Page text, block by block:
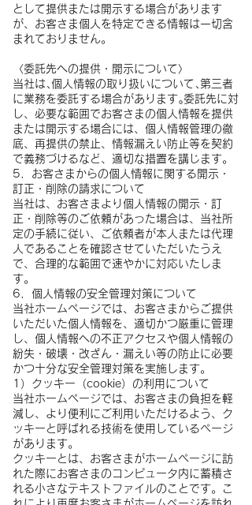
として提供または開示する場合があります
が、お客さま個人を特定できる情報は一切含
まれておりません。
〈委託先への提供・開示について〉
当社は､個人情報の取り扱いについて､第三者
に業務を委託する場合があります｡委託先に対
し、必要な範囲でお客さまの個人情報を提供
または開示する場合には、個人情報管理の徹
底、再提供の禁止、情報漏えい防止等を契約
で義務づけるなど、適切な措置を講じます。
5．お客さまからの個人情報に関する開示・
訂正・削除の請求について
当社は、お客さまより個人情報の開示・訂
正・削除等のご依頼があった場合は、当社所
定の手続に従い、ご依頼者が本人または代理
人であることを確認させていただいたうえ
で、合理的な範囲で速やかに対応いたしま
す。
6．個人情報の安全管理対策について
当社ホームページでは、お客さまからご提供
いただいた個人情報を、適切かつ厳重に管理
し、個人情報への不正アクセスや個人情報の
紛失・破壊・改ざん・漏えい等の防止に必要
かつ十分な安全管理対策を実施します。
1）クッキー（cookie）の利用について
当社ホームページでは、お客さまの負担を軽
減し、より便利にご利用いただけるよう、ク
ッキーと呼ばれる技術を使用しているページ
があります。
クッキーとは、お客さまがホームページに訪
れた際にお客さまのコンピュータ内に蓄積さ
れる小さなテキストファイルのことです。こ